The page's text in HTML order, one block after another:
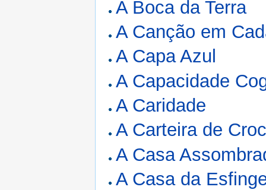
A Boca da Terra
A Canção em
A Capa Azul
A Capacidade
A Caridade
A Carteira de
A Casa
A Casa da